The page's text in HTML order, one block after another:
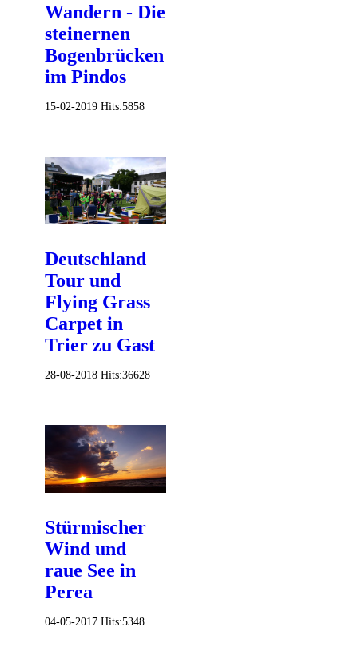
Wandern - Die
steinernen
Bogenbrücken
im Pindos
15-02-2019 Hits:5858
Deutschland
Tour und
Flying Grass
Carpet in
Trier zu Gast
28-08-2018 Hits:36628
Stürmischer
Wind und
raue See in
Perea
04-05-2017 Hits:5348